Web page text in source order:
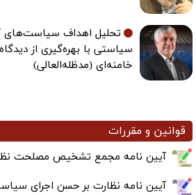
تحلیل اهداف سیاست‌های
سیاستی با بهره‌گیری از
خامنه‌ای (مدظله‌العالی)
قوانین و مقررات
آیین نامه مجمع تشخیص مصلحت
آیین نامه نظارت بر حسن اجرای